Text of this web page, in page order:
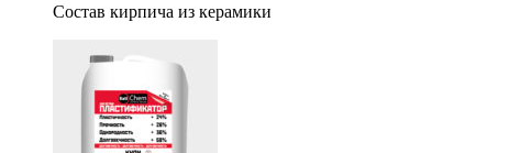
Состав кирпича из керамики